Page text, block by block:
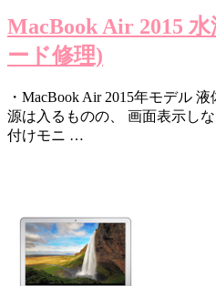
MacBook Air 2015
ード修理)
・MacBook Air 2015年モデル
源は入るものの、 画面表示し
付けモニ …